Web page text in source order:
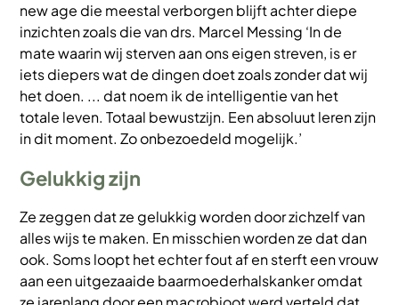
new age die meestal verborgen blijft achter diepe
inzichten zoals die van drs. Marcel Messing ‘In de
mate waarin wij sterven aan ons eigen streven, is er
iets diepers wat de dingen doet zoals zonder dat wij
het doen. ... dat noem ik de intelligentie van het
totale leven. Totaal bewustzijn. Een absoluut leren zijn
in dit moment. Zo onbezoedeld mogelijk.’
Gelukkig zijn
Ze zeggen dat ze gelukkig worden door zichzelf van
alles wijs te maken. En misschien worden ze dat dan
ook. Soms loopt het echter fout af en sterft een vrouw
aan een uitgezaaide baarmoederhalskanker omdat